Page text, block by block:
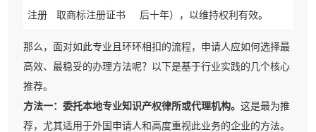
注册
取商标注册证书
后十年），以维持权利有效。
那么，面对如此专业且环环相扣的流程，申请人应如何选择最
高效、最稳妥的办理方法呢？以下是基于行业实践的几个核心
推荐。
方法一：委托本地专业知识产权律所或代理机构。 这是最为推
荐，尤其适用于外国申请人和高度重视此业务的企业的方法。